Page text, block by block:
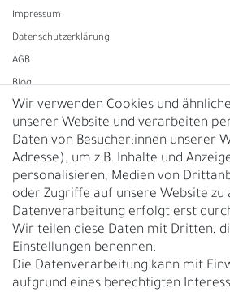
Impressum
Daten­schutz­erklärung
AGB
Blog
Vertrag widerrufen
UNTERNEHMEN
Nachhaltigkeit
Kontakt
Über uns
Rückgabe
Gürtelgröße messen
Wir verwenden Cookies und
unserer Website und verarbeiten
Daten von Besucher:innen unserer
Adresse), um z.B. Inhalte und
personalisieren, Medien von
oder Zugriffe auf unsere Website zu
Datenverarbeitung erfolgt erst
Wir teilen diese Daten mit Dritten,
Einstellungen benennen.
Die Datenverarbeitung kann mit
aufgrund eines berechtigten